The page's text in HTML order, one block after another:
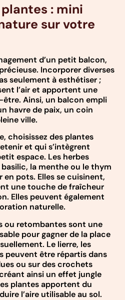
: mini
sur votre
d’un petit balcon,
Incorporer diverses
seulement à esthétiser ;
l’air et apportent une
Ainsi, un balcon empli
havre de paix, un coin
ville.
choisissez des plantes
et qui s’intègrent
espace. Les herbes
la menthe ou le thym
pots. Elles se cuisinent,
une touche de fraîcheur
Elles peuvent également
naturelle.
ou retombantes sont une
pour gagner de la place
Le lierre, les
peuvent être répartis dans
ou sur des crochets
ainsi un effet jungle
plantes apportent du
l’aire utilisable au sol.